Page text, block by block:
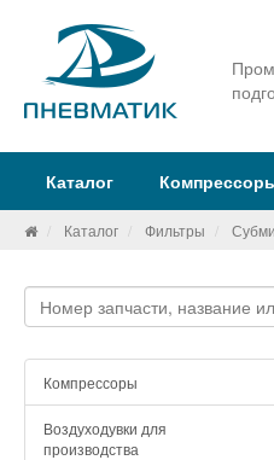
Каталог
Каталог Фильтры
Компрессоры
Воздуходувки для
производства